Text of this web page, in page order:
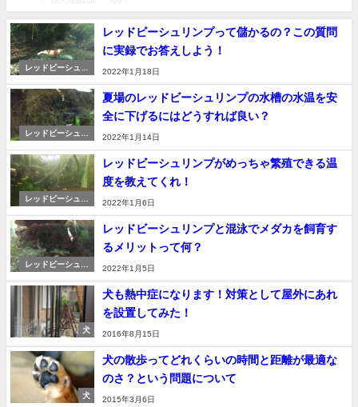
レッドビーシュリ
レッドビーシュリンプって儲かるの？この質問
に実録でお答えしよう！
2022年1月18日
レッドビーシュリ
夏場のレッドビーシュリンプの水槽の水温を安
全に下げるにはどうすれば良い？
2022年1月14日
レッドビーシュリ
レッドビーシュリンプがめっちゃ繁殖できる温
度を教えてくれ！
2022年1月6日
レッドビーシュリ
レッドビーシュリンプと混泳でメダカを飼育す
るメリットって何？
2022年1月5日
犬
犬も熱中症になります！対策として屋外にあれ
を設置してみた！
2016年8月15日
犬
犬の散歩ってどれくらいの時間と距離が最適な
のさ？という問題について
2015年3月6日